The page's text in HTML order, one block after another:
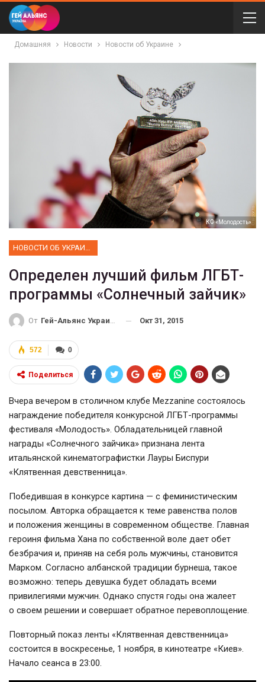
Домашняя Новости Новости об Украине
КФ «Молодость»
Определен лучший фильм ЛГБТ-
программы «Солнечный зайчик»
От Гей-Альянс Украина Окт 31, 2015
0
572
Поделиться
Вчера вечером в столичном клубе Mezzanine состоялось
награждение победителя конкурсной ЛГБТ-программы
фестиваля «Молодость». Обладательницей главной
награды «Солнечного зайчика» признана лента
итальянской кинематографистки Лауры Биспури
«Клятвенная девственница».
Победившая в конкурсе картина — с феминистическим
посылом. Авторка обращается к теме равенства полов
и положения женщины в современном обществе. Главная
героиня фильма Хана по собственной воле дает обет
безбрачия и, приняв на себя роль мужчины, становится
Марком. Согласно албанской традиции бурнеша, такое
возможно: теперь девушка будет обладать всеми
привилегиями мужчин. Однако спустя годы она жалеет
о своем решении и совершает обратное перевоплощение.
Повторный показ ленты «Клятвенная девственница»
состоится в воскресенье, 1 ноября, в кинотеатре «Киев».
Начало сеанса в 23:00.